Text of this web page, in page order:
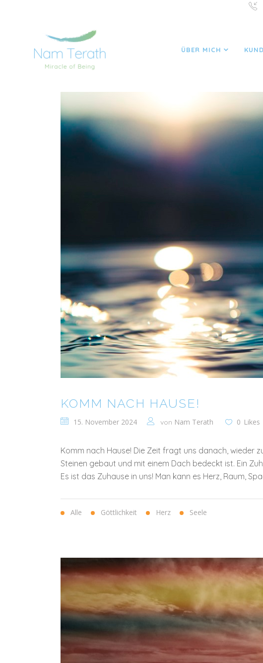
ÜBER MICH
NAM TERATH YOGA TOBIAS FRITZSCHE
KOMM NACH HAUSE!
15. November 2024 von Nam Terath 0 Likes
Komm nach Hause! Die Zeit fragt uns danach, wieder
Steinen gebaut und mit einem Dach bedeckt ist. Ein
Es ist das Zuhause in uns! Man kann es Herz, Raum,
Alle Göttlichkeit Herz Seele